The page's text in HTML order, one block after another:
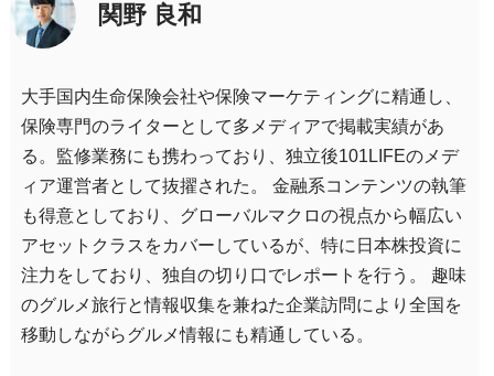
関野 良和
大手国内生命保険会社や保険マーケティングに精通し、
保険専門のライターとして多メディアで掲載実績があ
る。監修業務にも携わっており、独立後101LIFEのメデ
ィア運営者として抜擢された。 金融系コンテンツの執筆
も得意としており、グローバルマクロの視点から幅広い
アセットクラスをカバーしているが、特に日本株投資に
注力をしており、独自の切り口でレポートを行う。 趣味
のグルメ旅行と情報収集を兼ねた企業訪問により全国を
移動しながらグルメ情報にも精通している。